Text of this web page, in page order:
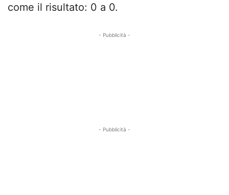
come il risultato: 0 a 0.
- Pubblicità -
- Pubblicità -